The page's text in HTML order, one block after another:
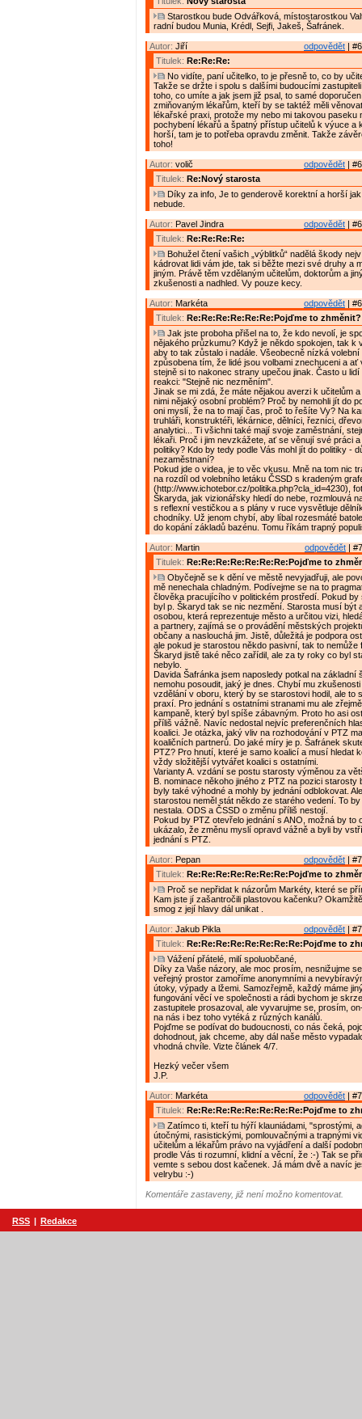
Starostkou bude Odvářková, místostarostkou
radní budou Munia, Krédl, Sejfi, Jakeš, Šafránek.
odpovědět |
Autor: Jiří
Titulek: Re:Re:Re:
No vidíte, paní učitelko, to je přesně to, co by
Takže se držte i spolu s dalšími budoucími
toho, co umíte a jak jsem již psal, to samé
zmiňovaným lékařům, kteří by se taktéž měli
lékařské praxi, protože my nebo mi takovou paseku
pochybení lékařů a špatný přístup učitelů k výuce a
horší, tam je to potřeba opravdu změnit. Takže
toho!
odpovědět |
Autor: volič
Titulek: Re:Nový starosta
Díky za info, Je to genderově korektní a horší
nebude.
odpovědět |
Autor: Pavel Jindra
Titulek: Re:Re:Re:Re:
Bohužel čtení vašich „výblitků“ nadělá škody
kádrovat lidi vám jde, tak si běžte mezi své druhy a
jiným. Právě těm vzdělaným učitelům, doktorům a
zkušenosti a nadhled. Vy pouze kecy.
odpovědět |
Autor: Markéta
Titulek: Re:Re:Re:Re:Re:Re:Pojďme to zhměnit?
Jak jste proboha přišel na to, že kdo nevolí, je
nějakého průzkumu? Když je někdo spokojen, tak k
aby to tak zůstalo i nadále. Všeobecně nízká volební
způsobena tím, že lidé jsou volbami znechuceni a ať
stejně si to nakonec strany upečou jinak. Často u
reakci: "Stejně nic nezměním".
Jinak se mi zdá, že máte nějakou averzi k učitelům
nimi nějaký osobní problém? Proč by nemohli jít do
oni myslí, že na to mají čas, proč to řešíte Vy? Na
truhláři, konstruktéři, lékárnice, dělníci, řezníci,
analytici... Ti všichni také mají svoje zaměstnání,
lékaři. Proč i jim nevzkážete, ať se věnují své práci
politiky? Kdo by tedy podle Vás mohl jít do politiky -
nezaměstnaní?
Pokud jde o videa, je to věc vkusu. Mně na tom nic
na rozdíl od volebního letáku ČSSD s kradeným
(http://www.ichotebor.cz/politika.php?cla_id=4230),
Škaryda, jak vizionářsky hledí do nebe, rozmlouvá
s reflexní vestičkou a s plány v ruce vysvětluje
chodníky. Už jenom chybí, aby líbal rozesmáté
do kopání základů bazénu. Tomu říkám trapný
odpovědět |
Autor: Martin
Titulek: Re:Re:Re:Re:Re:Re:Re:Pojďme to
Obyčejně se k dění ve městě nevyjadřuji, ale
mě nenechala chladným. Podívejme se na to
člověka pracujícího v politickém prostředí. Pokud by
byl p. Škaryd tak se nic nezmění. Starosta musí být
osobou, která reprezentuje město a určitou vizi,
a partnery, zajímá se o provádění městských
občany a naslouchá jim. Jistě, důležitá je podpora
ale pokud je starostou někdo pasivní, tak to nemůže
Škaryd jistě také něco zařídil, ale za ty roky co byl
nebylo.
Davida Šafránka jsem naposledy potkal na základní
nemohu posoudit, jaký je dnes. Chybí mu zkušenosti
vzdělání v oboru, který by se starostovi hodil, ale to
praxí. Pro jednání s ostatními stranami mu ale
kampaně, který byl spíše zábavným. Proto ho asi
příliš vážně. Navíc nedostal nejvíc preferenčních
koalici. Je otázka, jaký vliv na rozhodování v PTZ
koaličních partnerů. Do jaké míry je p. Šafránek
PTZ? Pro hnutí, které je samo koalicí a musí hledat
vždy složitější vytvářet koalici s ostatními.
Varianty A. vzdání se postu starosty výměnou za
B. nominace někoho jiného z PTZ na pozici starosty
byly také výhodné a mohly by jednání odblokovat.
starostou neměl stát někdo ze starého vedení. To
nestala. ODS a ČSSD o změnu příliš nestojí.
Pokud by PTZ otevřelo jednání s ANO, možná by to
ukázalo, že změnu myslí opravd vážně a byli by
jednání s PTZ.
odpovědět |
Autor: Pepan
Titulek: Re:Re:Re:Re:Re:Re:Re:Pojďme to
Proč se nepřidat k názorům Markéty, které se
Kam jste jí zašantročili plastovou kačenku?
smog z její hlavy dál unikat .
odpovědět |
Autor: Jakub Pikla
Titulek: Re:Re:Re:Re:Re:Re:Re:Re:Pojďme to
Vážení přátelé, milí spoluobčané,
Díky za Vaše názory, ale moc prosím, nesnižujme
veřejný prostor zamoříme anonymními a
útoky, výpady a lžemi. Samozřejmě, každý máme
fungování věcí ve společnosti a rádi bychom je
zastupitele prosazoval, ale vyvarujme se, prosím,
na nás i bez toho vytéká z různých kanálů.
Pojďme se podívat do budoucnosti, co nás čeká,
dohodnout, jak chceme, aby dál naše město
vhodná chvíle. Vizte článek 4/7.
Hezký večer všem
J.P.
odpovědět |
Autor: Markéta
Titulek: Re:Re:Re:Re:Re:Re:Re:Re:Pojďme to
Zatímco ti, kteří tu hýří klauniádami, "sprostými,
útočnými, rasistickými, pomlouvačnými a trapnými
učitelům a lékařům právo na vyjádření a další
prodle Vás ti rozumní, klidní a věcní, že :-) Tak se
vemte s sebou dost kačenek. Já mám dvě a navíc
velrybu :-)
Komentáře zastaveny, již není možno komentovat.
RSS | Redakce